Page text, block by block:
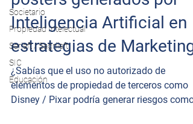
Societario
Propiedad Intelectual
Sarlaft / Sagrilaft
SIC
Educación
Inteligencia Artificial en
estrategias de Marketing
¿Sabías que el uso no autorizado de
elementos de propiedad de terceros como
Disney / Pixar podría generar riesgos como